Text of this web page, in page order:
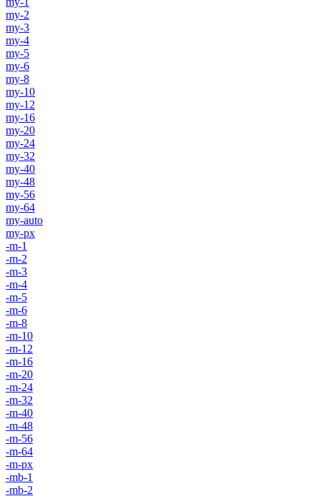
my-2
my-3
my-4
my-5
my-6
my-8
my-10
my-12
my-16
my-20
my-24
my-32
my-40
my-48
my-56
my-64
my-auto
my-px
-m-1
-m-2
-m-3
-m-4
-m-5
-m-6
-m-8
-m-10
-m-12
-m-16
-m-20
-m-24
-m-32
-m-40
-m-48
-m-56
-m-64
-m-px
-mb-1
-mb-2